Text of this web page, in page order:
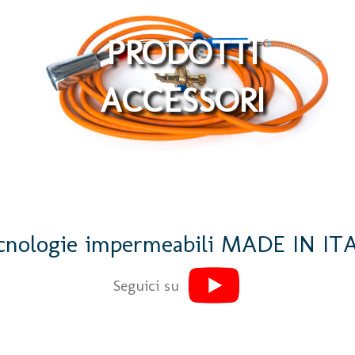
PRODOTTI
ACCESSORI
impermeabili MADE IN
Seguici su